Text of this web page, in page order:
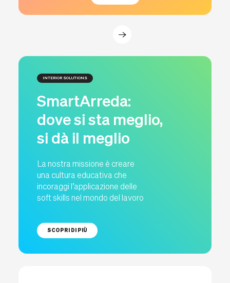
INTERIOR SOLUTIONS
SmartArreda:
dove si sta meglio,
si dà il meglio
La nostra missione è creare
una cultura educativa che
incoraggi l’applicazione delle
soft skills nel mondo del lavoro
SCOPRI DI PIÙ